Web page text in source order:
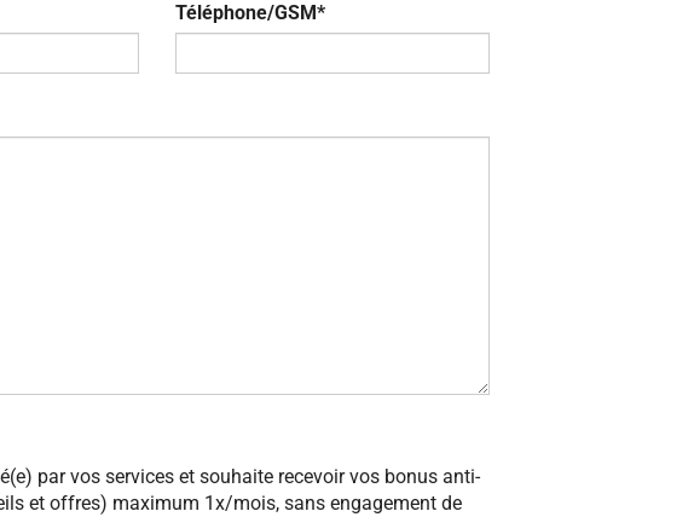
Téléphone/GSM*
par vos services et souhaite recevoir vos bonus anti-
et offres) maximum 1x/mois, sans engagement de